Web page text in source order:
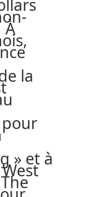
À
la
» et à